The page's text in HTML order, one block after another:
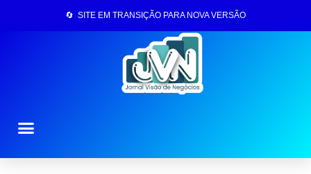
🔄 SITE EM TRANSIÇÃO PARA NOVA VERSÃO